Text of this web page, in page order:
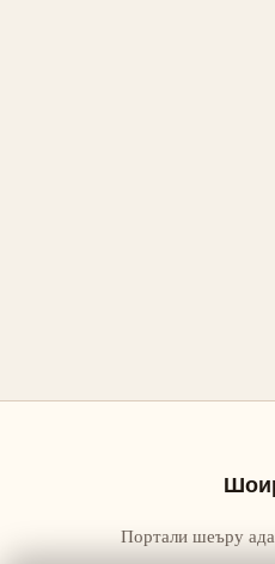
Портали шеъру